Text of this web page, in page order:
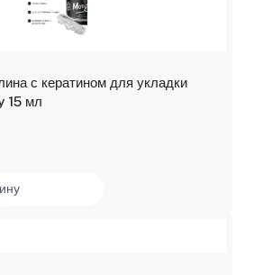
с кератином для укладки
15 мл